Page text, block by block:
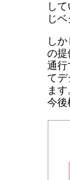
し
じ
し
の提
通行
て
ま
今後